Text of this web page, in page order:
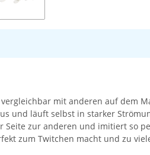
mit anderen auf dem
und läuft selbst in starker
Seite zur anderen und imitiert so
zum Twitchen macht und zu